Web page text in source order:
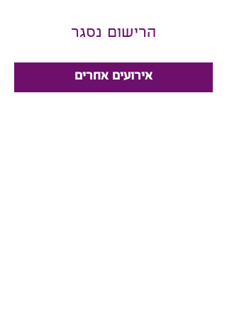
הרישום נסגר
אירועים אחרים